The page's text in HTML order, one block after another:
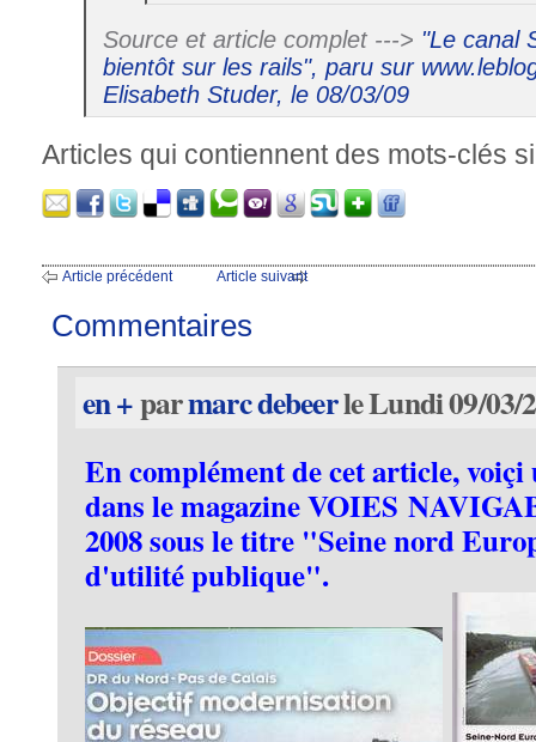
Source et article complet ---> "Le canal
bientôt sur les rails", paru sur
Elisabeth Studer, le 08/03/09
Articles qui contiennent des mots-clés
Article précédent Article suivant
Commentaires
en +parmarc debeerle Lundi 09/03/
En complément de cet article,
dans le magazine VOIES
2008 sous le titre "Seine nord
d'utilité publique".